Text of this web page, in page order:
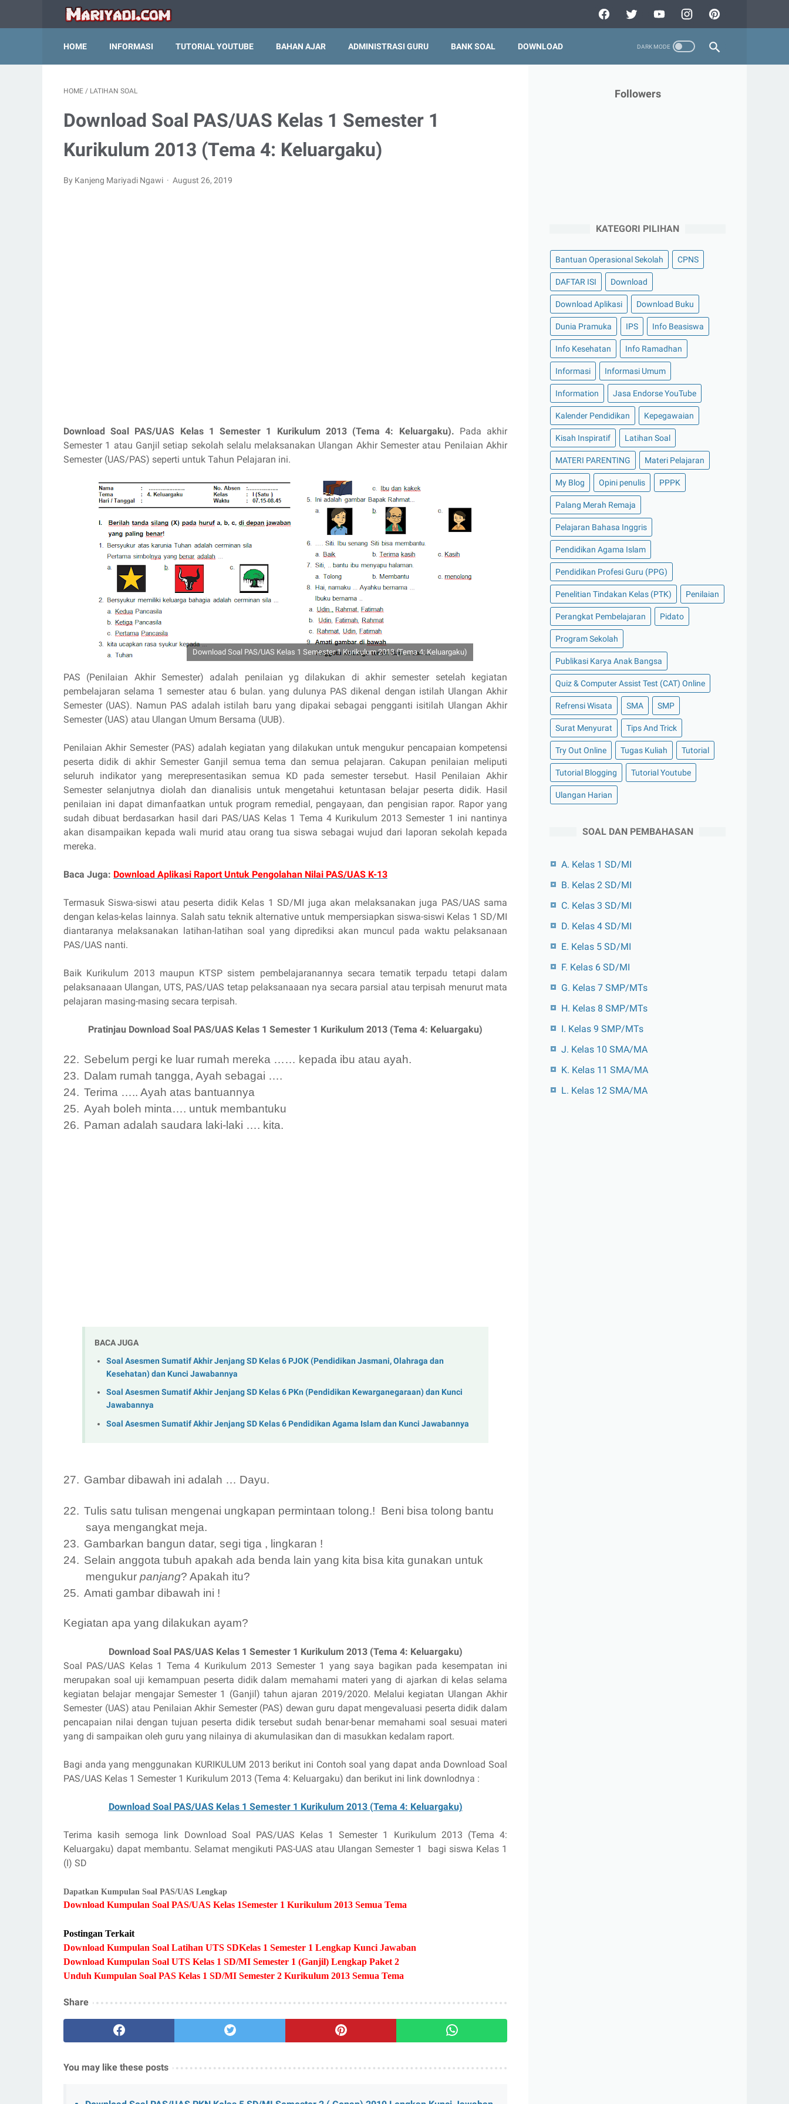
HOME INFORMASI TUTORIAL YOUTUBE BAHAN AJAR ADMINISTRASI GURU BANK SOAL DOWNLOAD
HOME / LATIHAN SOAL
Download Soal PAS/UAS Kelas 1 Semester 1
Kurikulum 2013 (Tema 4: Keluargaku)
By Kanjeng Mariyadi Ngawi August 26, 2019
Download Soal PAS/UAS Kelas 1 Semester 1 Kurikulum 2013 (Tema 4: Keluargaku). Pada akhir
Semester 1 atau Ganjil setiap sekolah selalu melaksanakan Ulangan Akhir Semester atau Penilaian Akhir
Semester (UAS/PAS) seperti untuk Tahun Pelajaran ini.
Download Soal PAS/UAS Kelas 1 Semester 1 Kurikulum 2013 (Tema 4: Keluargaku)
PAS (Penilaian Akhir Semester) adalah penilaian yg dilakukan di akhir semester setelah kegiatan
pembelajaran selama 1 semester atau 6 bulan. yang dulunya PAS dikenal dengan istilah Ulangan Akhir
Semester (UAS). Namun PAS adalah istilah baru yang dipakai sebagai pengganti isitilah Ulangan Akhir
Semester (UAS) atau Ulangan Umum Bersama (UUB).
Penilaian Akhir Semester (PAS) adalah kegiatan yang dilakukan untuk mengukur pencapaian kompetensi
peserta didik di akhir Semester Ganjil semua tema dan semua pelajaran. Cakupan penilaian meliputi
seluruh indikator yang merepresentasikan semua KD pada semester tersebut. Hasil Penilaian Akhir
Semester selanjutnya diolah dan dianalisis untuk mengetahui ketuntasan belajar peserta didik. Hasil
penilaian ini dapat dimanfaatkan untuk program remedial, pengayaan, dan pengisian rapor. Rapor yang
sudah dibuat berdasarkan hasil dari PAS/UAS Kelas 1 Tema 4 Kurikulum 2013 Semester 1 ini nantinya
akan disampaikan kepada wali murid atau orang tua siswa sebagai wujud dari laporan sekolah kepada
mereka.
Baca Juga: Download Aplikasi Raport Untuk Pengolahan Nilai PAS/UAS K-13
Termasuk Siswa-siswi atau peserta didik Kelas 1 SD/MI juga akan melaksanakan juga PAS/UAS sama
dengan kelas-kelas lainnya. Salah satu teknik alternative untuk mempersiapkan siswa-siswi Kelas 1 SD/MI
diantaranya melaksanakan latihan-latihan soal yang diprediksi akan muncul pada waktu pelaksanaan
PAS/UAS nanti.
Baik Kurikulum 2013 maupun KTSP sistem pembelajaranannya secara tematik terpadu tetapi dalam
pelaksanaaan Ulangan, UTS, PAS/UAS tetap pelaksanaaan nya secara parsial atau terpisah menurut mata
pelajaran masing-masing secara terpisah.
Pratinjau Download Soal PAS/UAS Kelas 1 Semester 1 Kurikulum 2013 (Tema 4: Keluargaku)
22. Sebelum pergi ke luar rumah mereka …… kepada ibu atau ayah.
23. Dalam rumah tangga, Ayah sebagai ….
24. Terima ….. Ayah atas bantuannya
25. Ayah boleh minta…. untuk membantuku
26. Paman adalah saudara laki-laki …. kita.
BACA JUGA
Soal Asesmen Sumatif Akhir Jenjang SD Kelas 6 PJOK (Pendidikan Jasmani, Olahraga dan
Kesehatan) dan Kunci Jawabannya
Soal Asesmen Sumatif Akhir Jenjang SD Kelas 6 PKn (Pendidikan Kewarganegaraan) dan Kunci
Jawabannya
Soal Asesmen Sumatif Akhir Jenjang SD Kelas 6 Pendidikan Agama Islam dan Kunci Jawabannya
27. Gambar dibawah ini adalah … Dayu.
22. Tulis satu tulisan mengenai ungkapan permintaan tolong.! Beni bisa tolong bantu
saya mengangkat meja.
23. Gambarkan bangun datar, segi tiga , lingkaran !
24. Selain anggota tubuh apakah ada benda lain yang kita bisa kita gunakan untuk
mengukur panjang? Apakah itu?
25. Amati gambar dibawah ini !
Kegiatan apa yang dilakukan ayam?
Download Soal PAS/UAS Kelas 1 Semester 1 Kurikulum 2013 (Tema 4: Keluargaku)
Soal PAS/UAS Kelas 1 Tema 4 Kurikulum 2013 Semester 1 yang saya bagikan pada kesempatan ini
merupakan soal uji kemampuan peserta didik dalam memahami materi yang di ajarkan di kelas selama
kegiatan belajar mengajar Semester 1 (Ganjil) tahun ajaran 2019/2020. Melalui kegiatan Ulangan Akhir
Semester (UAS) atau Penilaian Akhir Semester (PAS) dewan guru dapat mengevaluasi peserta didik dalam
pencapaian nilai dengan tujuan peserta didik tersebut sudah benar-benar memahami soal sesuai materi
yang di sampaikan oleh guru yang nilainya di akumulasikan dan di masukkan kedalam raport.
Bagi anda yang menggunakan KURIKULUM 2013 berikut ini Contoh soal yang dapat anda Download Soal
PAS/UAS Kelas 1 Semester 1 Kurikulum 2013 (Tema 4: Keluargaku) dan berikut ini link downlodnya :
Download Soal PAS/UAS Kelas 1 Semester 1 Kurikulum 2013 (Tema 4: Keluargaku)
Terima kasih semoga link Download Soal PAS/UAS Kelas 1 Semester 1 Kurikulum 2013 (Tema 4:
Keluargaku) dapat membantu. Selamat mengikuti PAS-UAS atau Ulangan Semester 1
bagi siswa Kelas 1
(I) SD
Dapatkan Kumpulan Soal PAS/UAS Lengkap
Download Kumpulan Soal PAS/UAS Kelas 1Semester 1 Kurikulum 2013 Semua Tema
Postingan Terkait
Download Kumpulan Soal Latihan UTS SDKelas 1 Semester 1 Lengkap Kunci Jawaban
Download Kumpulan Soal UTS Kelas 1 SD/MI Semester 1 (Ganjil) Lengkap Paket 2
Unduh Kumpulan Soal PAS Kelas 1 SD/MI Semester 2 Kurikulum 2013 Semua Tema
Share
You may like these posts
Followers
KATEGORI PILIHAN
Bantuan Operasional Sekolah CPNS
DAFTAR ISI Download
Download Aplikasi Download Buku
Dunia Pramuka IPS Info Beasiswa
Info Kesehatan Info Ramadhan
Informasi Informasi Umum
Information Jasa Endorse YouTube
Kalender Pendidikan Kepegawaian
Kisah Inspiratif Latihan Soal
MATERI PARENTING Materi Pelajaran
My Blog Opini penulis PPPK
Palang Merah Remaja
Pelajaran Bahasa Inggris
Pendidikan Agama Islam
Pendidikan Profesi Guru (PPG)
Penelitian Tindakan Kelas (PTK) Penilaian
Perangkat Pembelajaran Pidato
Program Sekolah
Publikasi Karya Anak Bangsa
Quiz & Computer Assist Test (CAT) Online
Refrensi Wisata SMA SMP
Surat Menyurat Tips And Trick
Try Out Online Tugas Kuliah Tutorial
Tutorial Blogging Tutorial Youtube
Ulangan Harian
SOAL DAN PEMBAHASAN
A. Kelas 1 SD/MI
B. Kelas 2 SD/MI
C. Kelas 3 SD/MI
D. Kelas 4 SD/MI
E. Kelas 5 SD/MI
F. Kelas 6 SD/MI
G. Kelas 7 SMP/MTs
H. Kelas 8 SMP/MTs
I. Kelas 9 SMP/MTs
J. Kelas 10 SMA/MA
K. Kelas 11 SMA/MA
L. Kelas 12 SMA/MA